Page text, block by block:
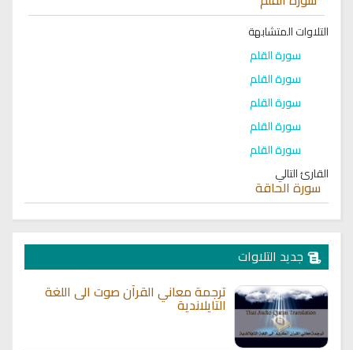
التلاوات المتشابهة
سورة القلم
سورة القلم
سورة القلم
سورة القلم
سورة القلم
القارئ التالي
سورة الحاقة
جديد التلاوات
ترجمة معاني القرآن صوت الى اللغة
التايلاندية